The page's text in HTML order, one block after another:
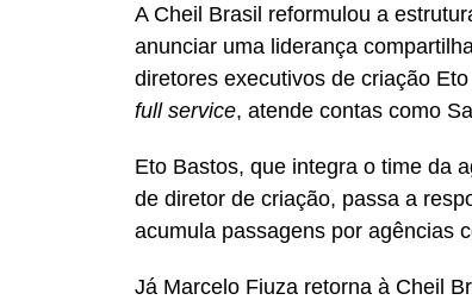
A Cheil Brasil reformulou a
anunciar uma liderança
diretores executivos de criação
full service, atende contas como
Eto Bastos, que integra o time da
de diretor de criação, passa a
acumula passagens por agências
Já Marcelo Fiuza retorna à Cheil